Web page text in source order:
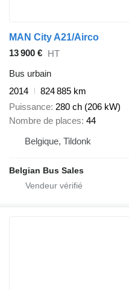
MAN City A21/Airco
13 900 € HT
Bus urbain
2014
824 885 km
Puissance 280 ch (206 kW)
Nombre de places 44
Belgique, Tildonk
Belgian Bus Sales